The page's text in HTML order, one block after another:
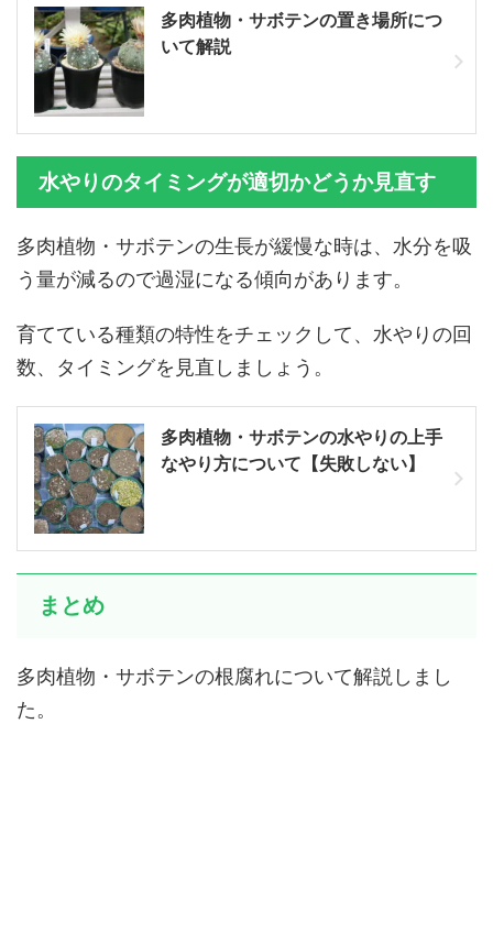
多肉植物・サボテンの置き場所につ
いて解説
水やりのタイミングが適切かどうか見直す
多肉植物・サボテンの生長が緩慢な時は、水分を吸
う量が減るので過湿になる傾向があります。
育てている種類の特性をチェックして、水やりの回
数、タイミングを見直しましょう。
多肉植物・サボテンの水やりの上手
なやり方について【失敗しない】
まとめ
多肉植物・サボテンの根腐れについて解説しまし
た。